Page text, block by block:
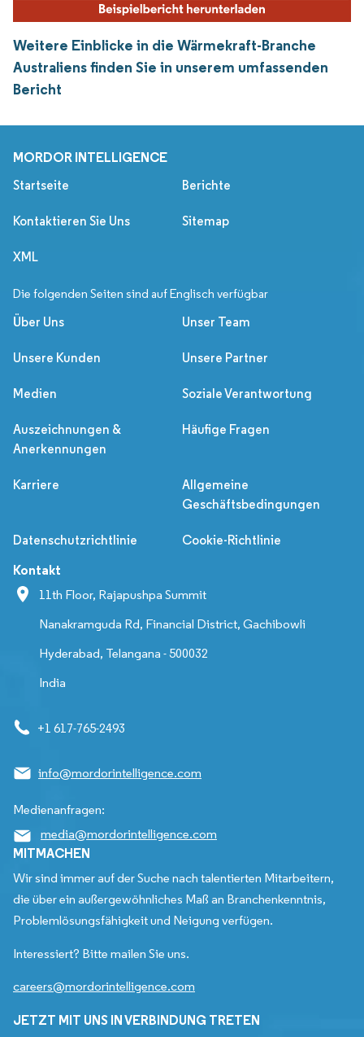
Weitere Einblicke in die Wärmekraft-Branche
Australiens finden Sie in unserem umfassenden
Bericht
MORDOR INTELLIGENCE
Startseite Berichte
Kontaktieren Sie Uns Sitemap
XML
Die folgenden Seiten sind auf Englisch verfügbar
Über Uns Unser Team
Unsere Kunden Unsere Partner
Medien Soziale Verantwortung
Auszeichnungen &
Anerkennungen
Häufige Fragen
Karriere
Allgemeine
Geschäftsbedingungen
Datenschutzrichtlinie Cookie-Richtlinie
Kontakt
11th Floor, Rajapushpa Summit
Nanakramguda Rd, Financial District, Gachibowli
Hyderabad, Telangana - 500032
India
+1 617-765-2493
info@mordorintelligence.com
Medienanfragen:
media@mordorintelligence.com
MITMACHEN
Wir sind immer auf der Suche nach talentierten Mitarbeitern,
die über ein außergewöhnliches Maß an Branchenkenntnis,
Problemlösungsfähigkeit und Neigung verfügen.
Interessiert? Bitte mailen Sie uns.
careers@mordorintelligence.com
JETZT MIT UNS IN VERBINDUNG TRETEN